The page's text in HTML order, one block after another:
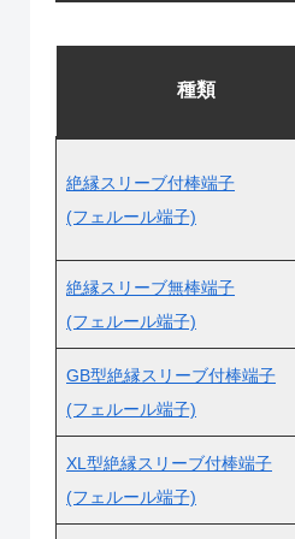
種類
絶縁スリーブ付棒端子
(フェルール端子)
絶縁スリーブ無棒端子
(フェルール端子)
GB型絶縁スリーブ付棒端子
(フェルール端子)
XL型絶縁スリーブ付棒端子
(フェルール端子)